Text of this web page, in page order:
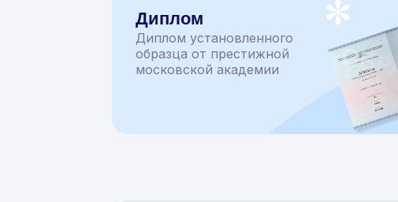
Диплом
Диплом установленного
образца от престижной
московской академии